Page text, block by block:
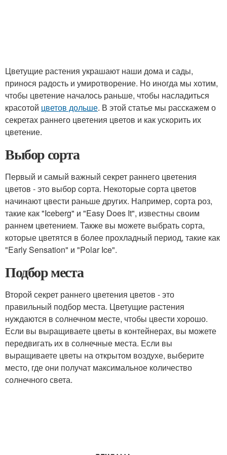
Цветущие растения украшают наши дома и сады,
принося радость и умиротворение. Но иногда мы хотим,
чтобы цветение началось раньше, чтобы насладиться
красотой цветов дольше. В этой статье мы расскажем о
секретах раннего цветения цветов и как ускорить их
цветение.
Выбор сорта
Первый и самый важный секрет раннего цветения
цветов - это выбор сорта. Некоторые сорта цветов
начинают цвести раньше других. Например, сорта роз,
такие как "Iceberg" и "Easy Does It", известны своим
раннем цветением. Также вы можете выбрать сорта,
которые цветятся в более прохладный период, такие как
"Early Sensation" и "Polar Ice".
Подбор места
Второй секрет раннего цветения цветов - это
правильный подбор места. Цветущие растения
нуждаются в солнечном месте, чтобы цвести хорошо.
Если вы выращиваете цветы в контейнерах, вы можете
передвигать их в солнечные места. Если вы
выращиваете цветы на открытом воздухе, выберите
место, где они получат максимальное количество
солнечного света.